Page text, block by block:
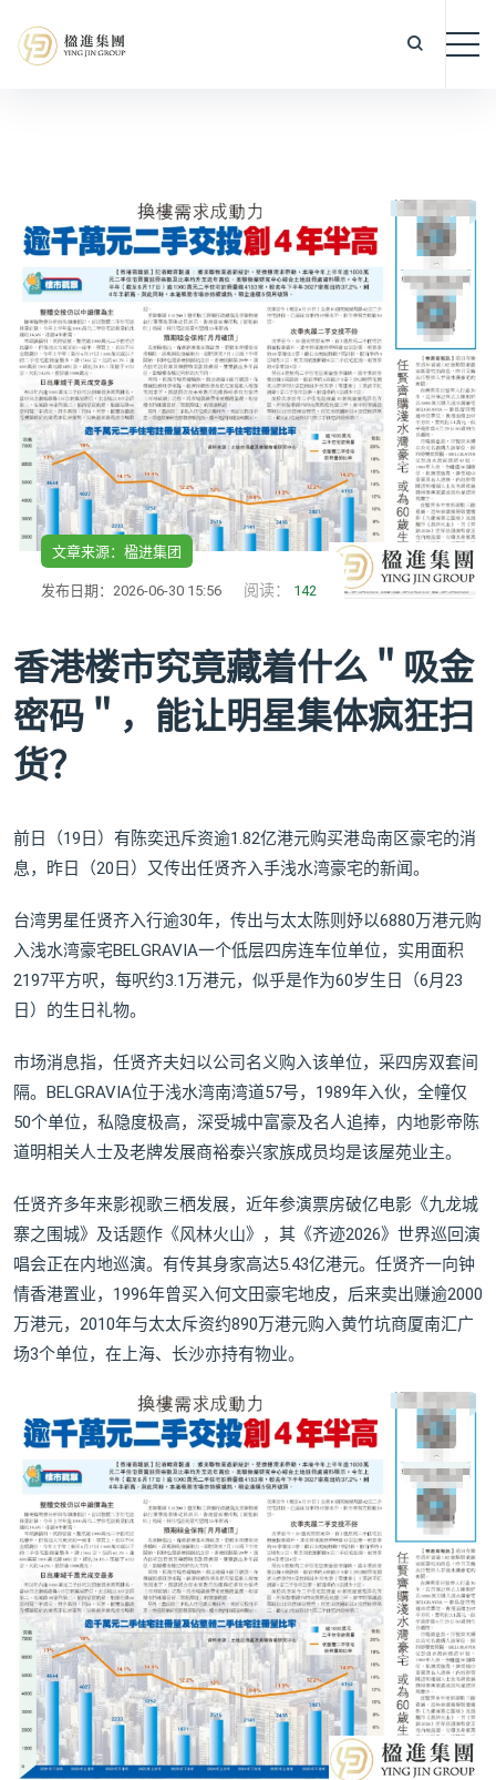
文章来源：楹进集团
发布日期：2026-06-30 15:56 阅读： 142
香港楼市究竟藏着什么＂吸金
密码＂，能让明星集体疯狂扫
货？
前日（19日）有陈奕迅斥资逾1.82亿港元购买港岛南区豪宅的消
息，昨日（20日）又传出任贤齐入手浅水湾豪宅的新闻。
台湾男星任贤齐入行逾30年，传出与太太陈则妤以6880万港元购
入浅水湾豪宅BELGRAVIA一个低层四房连车位单位，实用面积
2197平方呎，每呎约3.1万港元，似乎是作为60岁生日（6月23
日）的生日礼物。
市场消息指，任贤齐夫妇以公司名义购入该单位，采四房双套间
隔。BELGRAVIA位于浅水湾南湾道57号，1989年入伙，全幢仅
50个单位，私隐度极高，深受城中富豪及名人追捧，内地影帝陈
道明相关人士及老牌发展商裕泰兴家族成员均是该屋苑业主。
任贤齐多年来影视歌三栖发展，近年参演票房破亿电影《九龙城
寨之围城》及话题作《风林火山》，其《齐迹2026》世界巡回演
唱会正在内地巡演。有传其身家高达5.43亿港元。任贤齐一向钟
情香港置业，1996年曾买入何文田豪宅地皮，后来卖出赚逾2000
万港元，2010年与太太斥资约890万港元购入黄竹坑商厦南汇广
场3个单位，在上海、长沙亦持有物业。